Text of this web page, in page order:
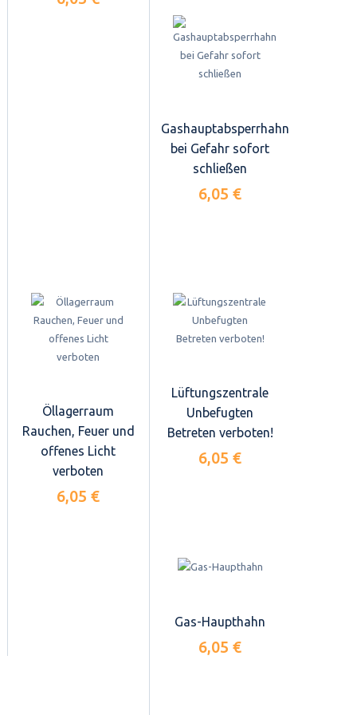
Gashauptabsperrhahn
bei Gefahr sofort
schließen
6,05 €
Öllagerraum
Rauchen, Feuer und
offenes Licht
verboten
6,05 €
Lüftungszentrale
Unbefugten
Betreten verboten!
6,05 €
Gas-Haupthahn
6,05 €